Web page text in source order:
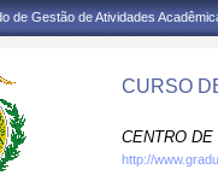
de Gestão de Atividades
CURSO
CENTRO
http://